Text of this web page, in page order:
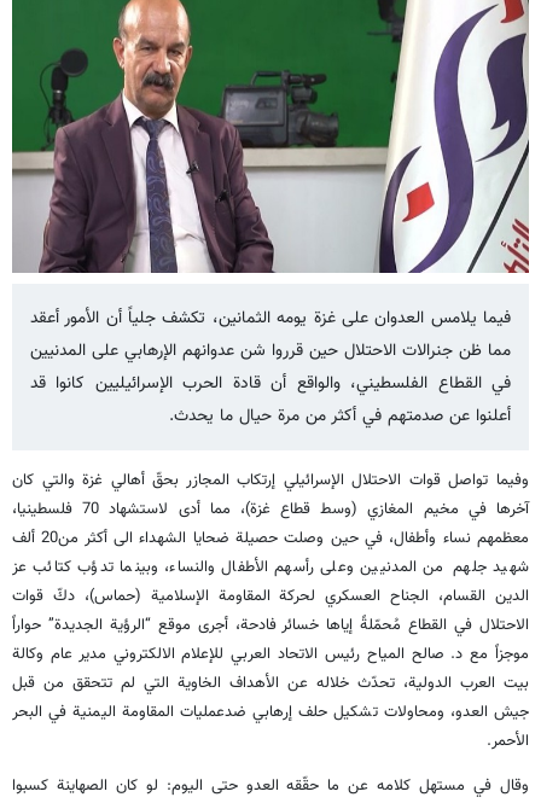
فيما يلامس العدوان على غزة يومه الثمانين، تكشف جلياً أن الأمور أعقد
مما ظن جنرالات الاحتلال حين قرروا شن عدوانهم الإرهابي على المدنيين
في القطاع الفلسطيني، والواقع أن قادة الحرب الإسرائيليين كانوا قد
أعلنوا عن صدمتهم في أكثر من مرة حيال ما يحدث.
وفيما تواصل قوات الاحتلال الإسرائيلي إرتكاب المجازر بحقّ أهالي غزة والتي كان
آخرها في مخيم المغازي (وسط قطاع غزة)، مما أدى لاستشهاد 70 فلسطينيا،
معظمهم نساء وأطفال، في حين وصلت حصيلة ضحايا الشهداء الى أكثر من20 ألف
شهيد جلهم من المدنيين وعلى رأسهم الأطفال والنساء، وبينما تدؤب كتائب عز
الدين القسام، الجناح العسكري لحركة المقاومة الإسلامية (حماس)، دكّ قوات
الاحتلال في القطاع مُحمّلةً إياها خسائر فادحة، أجرى موقع “الرؤية الجديدة” حواراً
موجزاً مع د. صالح المياح رئيس الاتحاد العربي للإعلام الالكتروني مدير عام وكالة
بيت العرب الدولية، تحدّث خلاله عن الأهداف الخاوية التي لم تتحقق من قبل
جيش العدو، ومحاولات تشكيل حلف إرهابي ضدعمليات المقاومة اليمنية في البحر
الأحمر.
وقال في مستهل كلامه عن ما حقّقه العدو حتى اليوم: لو كان الصهاينة كسبوا